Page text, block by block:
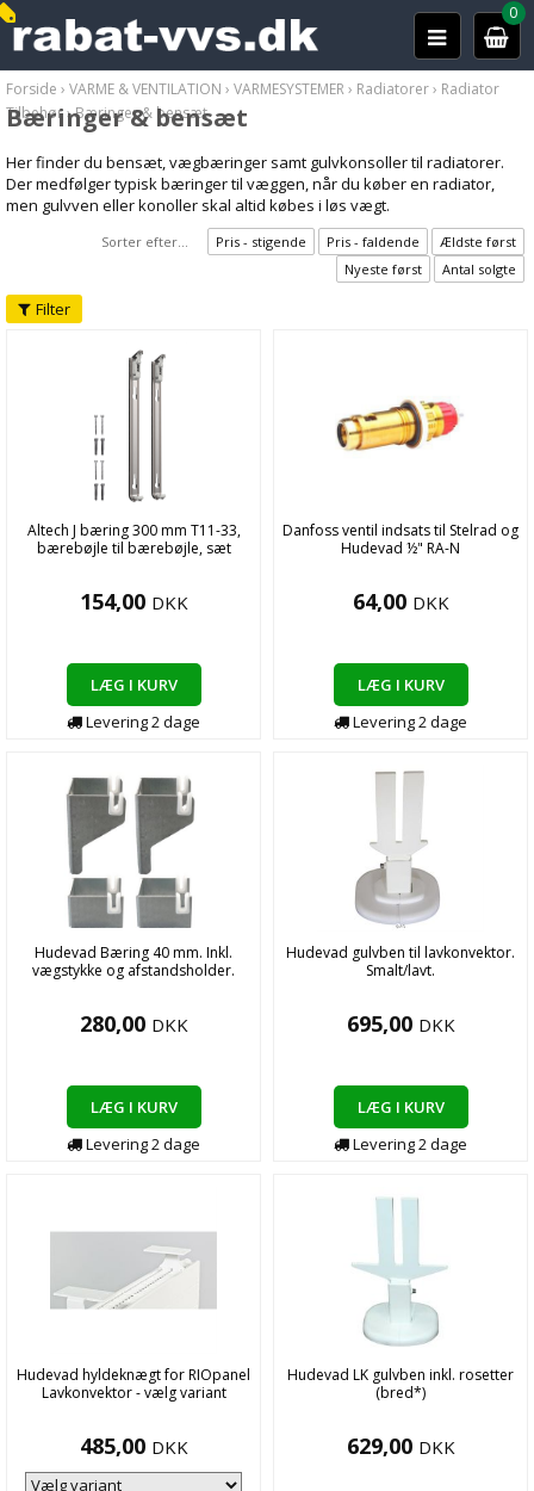
0
Forside › VARME & VENTILATION › VARMESYSTEMER› Radiatorer› Radiator
Tilbehør›Bæringer & bensæt
Bæringer & bensæt
Her finder du bensæt, vægbæringer samt gulvkonsoller til radiatorer.
Der medfølger typisk bæringer til væggen, når du køber en radiator,
men gulvven eller konoller skal altid købes i løs vægt.
Sorter efter... Pris - stigende Pris - faldende
Ældste først
Nyeste først
Antal solgte
Filter
Altech J bæring 300 mm T11-33,
bærebøjle til bærebøjle, sæt
154,00 DKK
LÆG I KURV
Levering2dage
Danfoss ventil indsats til Stelrad og
Hudevad ½" RA-N
64,00 DKK
LÆG I KURV
Levering2dage
Hudevad Bæring 40 mm. Inkl.
vægstykke og afstandsholder.
280,00 DKK
LÆG I KURV
Levering2dage
Hudevad gulvben til lavkonvektor.
Smalt/lavt.
695,00 DKK
LÆG I KURV
Levering2dage
Hudevad hyldeknægt for RIOpanel
Lavkonvektor - vælg variant
485,00 DKK
Hudevad LK gulvben inkl. rosetter
(bred*)
629,00 DKK